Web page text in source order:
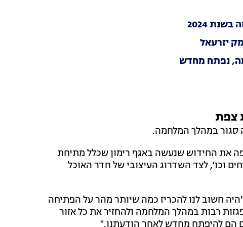
2024
יזרעאל
נפתח מחדש
צפת
סגור במהלך המלחמה.
את החידוש שנעשה באגף רימון שכלל מתיחת
וכו', לצד השדרוג העיצובי של חדר האוכל
חשוב לנו להכריז כמה שיותר מהר על הפתיחה
רבות במהלך המלחמה ולהחזיר את כל אזור
הם להיפתח מחדש לאחר הודעתנו."